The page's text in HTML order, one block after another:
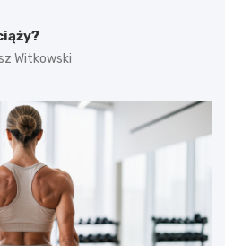
Witkowski